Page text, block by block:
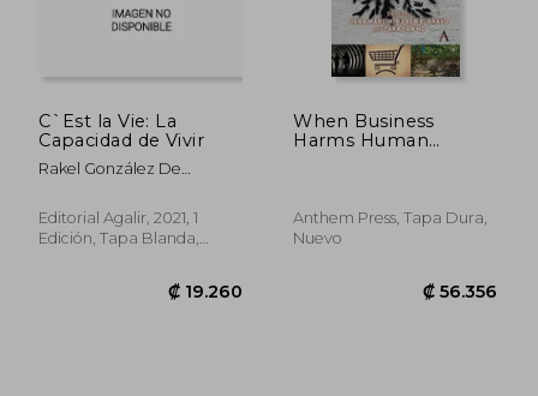
C`Est la Vie: La
Capacidad de Vivir
Rakel González De
Editorial Agalir, 2021, 1
Edición, Tapa Blanda,
When Business
Harms Human
Heard (en Inglés)
Anthem Press, Tapa Dura,
Nuevo